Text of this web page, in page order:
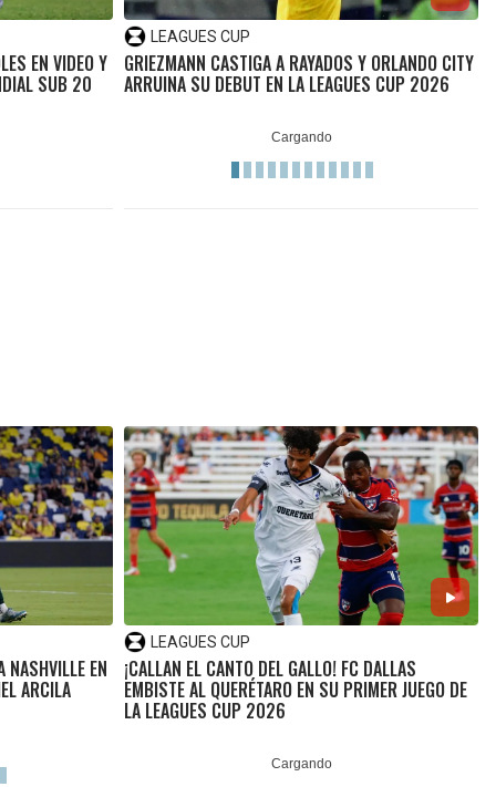
EN VIDEO Y
SUB 20
LEAGUES CUP
GRIEZMANN CASTIGA A RAYADOS Y ORLANDO CITY
ARRUINA SU DEBUT EN LA LEAGUES CUP 2026
NASHVILLE EN
ARCILA
LEAGUES CUP
¡CALLAN EL CANTO DEL GALLO! FC DALLAS
EMBISTE AL QUERÉTARO EN SU PRIMER JUEGO DE
LA LEAGUES CUP 2026